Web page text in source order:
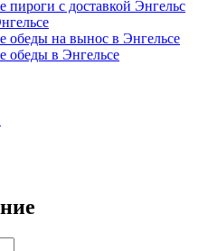
с доставкой Энгельс
обеды на вынос в Энгельсе
обеды в Энгельсе